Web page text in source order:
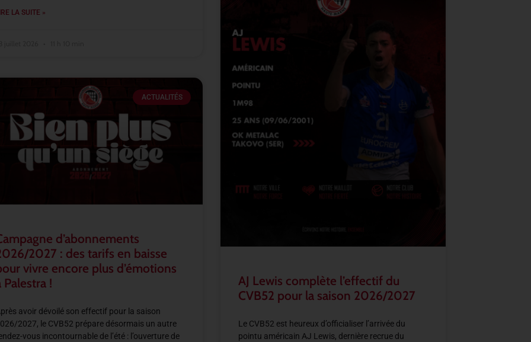
LA SUITE »
ACTUALITÉS
d’abonnements
2027 : des tarifs en baisse
vivre encore plus d’émotions
Palestra !
avoir dévoilé son effectif pour la saison
2027, le CVB52 prépare désormais un autre
vous incontournable de l’été : l’ouverture de
AJ Lewis complète l’effectif du
CVB52 pour la saison 2026/2027
Le CVB52 est heureux d’officialiser l’arrivée du
pointu américain AJ Lewis, dernière recrue du